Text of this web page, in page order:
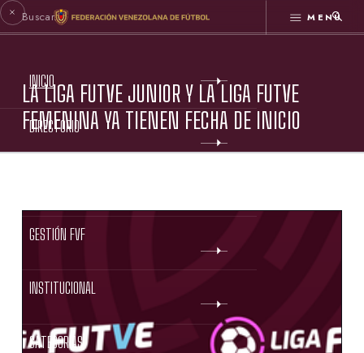
MENÚ
INICIO
DIRECTORIO
GESTIÓN FVF
INSTITUCIONAL
CATEGORÍAS
LA LIGA FUTVE JUNIOR Y LA LIGA FUTVE
FEMENINA YA TIENEN FECHA DE INICIO